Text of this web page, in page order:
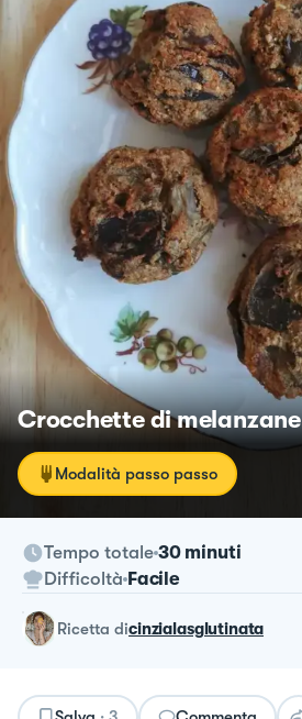
Crocchette di melanzane
Modalità passo passo
Tempo totale 30 minuti
Difficoltà Facile
ricetta dicinzialasglutinata